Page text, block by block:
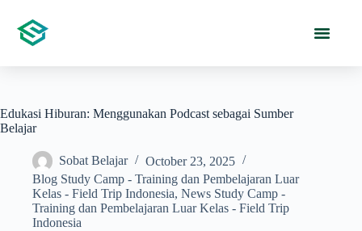
Edukasi Hiburan: Menggunakan Podcast sebagai Sumber
Belajar
Sobat Belajar
October 23, 2025
Blog Study Camp - Training dan Pembelajaran Luar
Kelas - Field Trip Indonesia, News Study Camp -
Training dan Pembelajaran Luar Kelas - Field Trip
Indonesia